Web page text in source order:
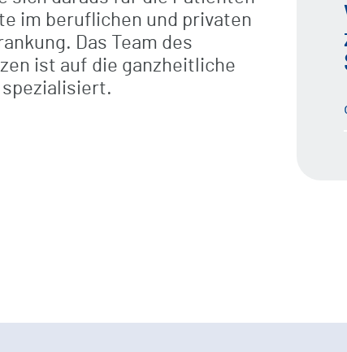
/
im beruflichen und privaten
Das Team des
ist auf die ganzheitliche
spezialisiert.